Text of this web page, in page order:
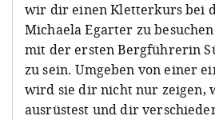
wir dir einen Kletterkurs bei
Michaela Egarter zu
mit der ersten Bergführerin
zu sein. Umgeben von einer
wird sie dir nicht nur zeigen,
ausrüstest und dir